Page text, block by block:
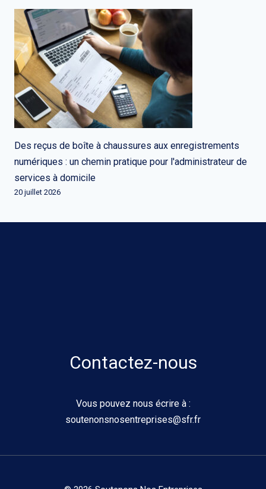
Des reçus de boîte à chaussures aux enregistrements
numériques : un chemin pratique pour l'administrateur de
services à domicile
20 juillet 2026
Contactez-nous
Vous pouvez nous écrire à :
soutenonsnosentreprises@sfr.fr